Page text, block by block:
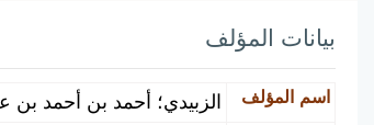
بيانات المؤلف
اسم المؤلف الزبيدي؛ أحمد بن أحمد بن